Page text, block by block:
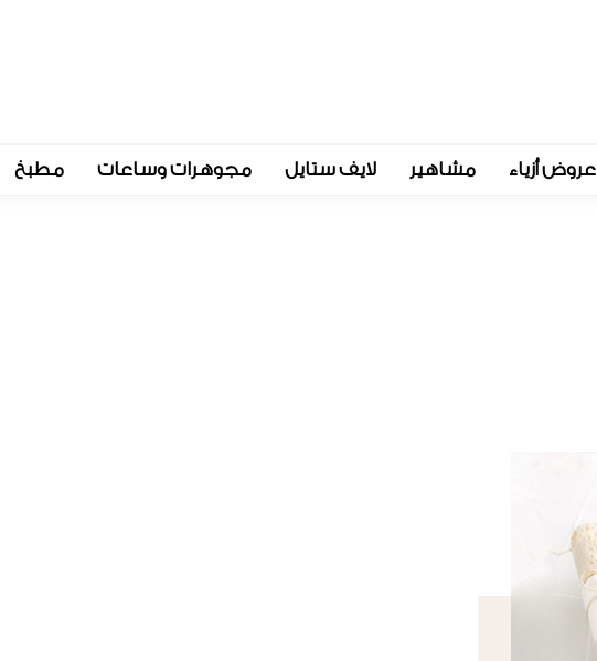
عروض أزياء مشاهير لايف ستايل مجوهرات وساعات مطبخ